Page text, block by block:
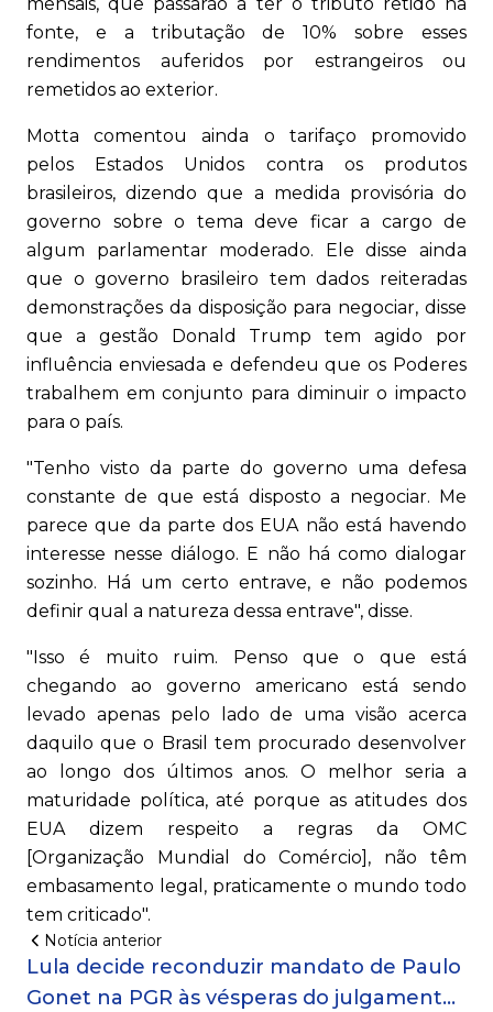
mensais, que passarão a ter o tributo retido na
fonte, e a tributação de 10% sobre esses
rendimentos auferidos por estrangeiros ou
remetidos ao exterior.
Motta comentou ainda o tarifaço promovido
pelos Estados Unidos contra os produtos
brasileiros, dizendo que a medida provisória do
governo sobre o tema deve ficar a cargo de
algum parlamentar moderado. Ele disse ainda
que o governo brasileiro tem dados reiteradas
demonstrações da disposição para negociar, disse
que a gestão Donald Trump tem agido por
influência enviesada e defendeu que os Poderes
trabalhem em conjunto para diminuir o impacto
para o país.
"Tenho visto da parte do governo uma defesa
constante de que está disposto a negociar. Me
parece que da parte dos EUA não está havendo
interesse nesse diálogo. E não há como dialogar
sozinho. Há um certo entrave, e não podemos
definir qual a natureza dessa entrave", disse.
"Isso é muito ruim. Penso que o que está
chegando ao governo americano está sendo
levado apenas pelo lado de uma visão acerca
daquilo que o Brasil tem procurado desenvolver
ao longo dos últimos anos. O melhor seria a
maturidade política, até porque as atitudes dos
EUA dizem respeito a regras da OMC
[Organização Mundial do Comércio], não têm
embasamento legal, praticamente o mundo todo
tem criticado".
Notícia anterior
Lula decide reconduzir mandato de Paulo
Gonet na PGR às vésperas do julgamento